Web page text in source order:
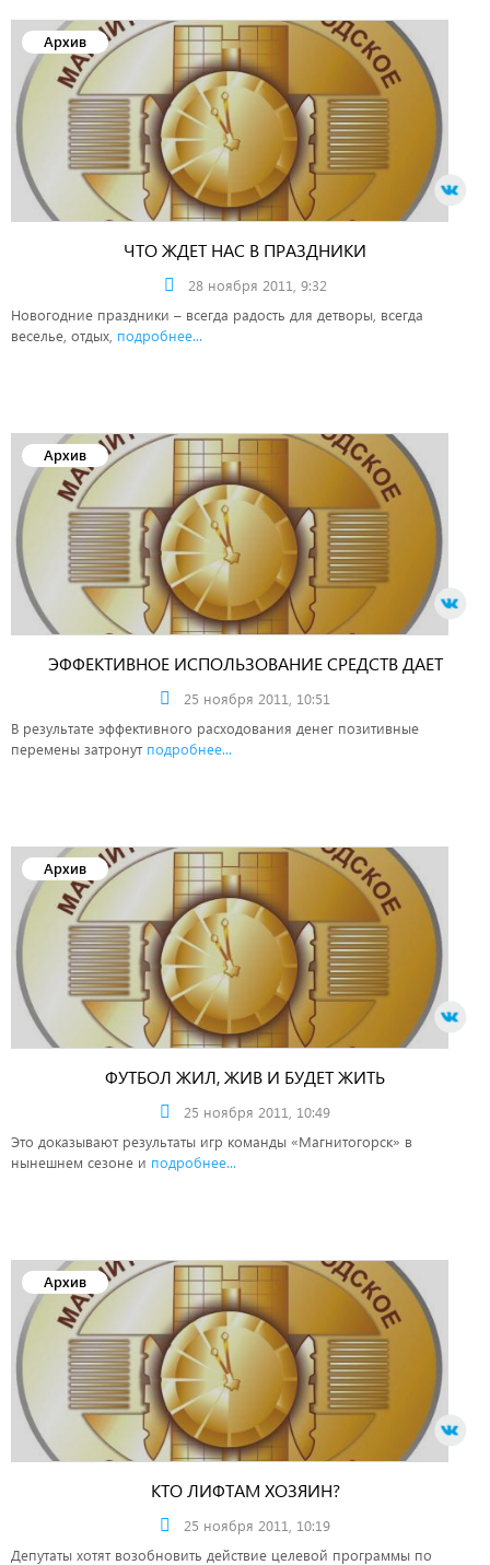
Архив
ЧТО ЖДЕТ НАС В ПРАЗДНИКИ
28 ноября 2011, 9:32
Новогодние праздники – всегда радость для детворы, всегда
веселье, отдых, подробнее...
Архив
ЭФФЕКТИВНОЕ ИСПОЛЬЗОВАНИЕ СРЕДСТВ ДАЕТ
25 ноября 2011, 10:51
В результате эффективного расходования денег позитивные
перемены затронут подробнее...
Архив
ФУТБОЛ ЖИЛ, ЖИВ И БУДЕТ ЖИТЬ
25 ноября 2011, 10:49
Это доказывают результаты игр команды «Магнитогорск» в
нынешнем сезоне и подробнее...
Архив
КТО ЛИФТАМ ХОЗЯИН?
25 ноября 2011, 10:19
Депутаты хотят возобновить действие целевой программы по